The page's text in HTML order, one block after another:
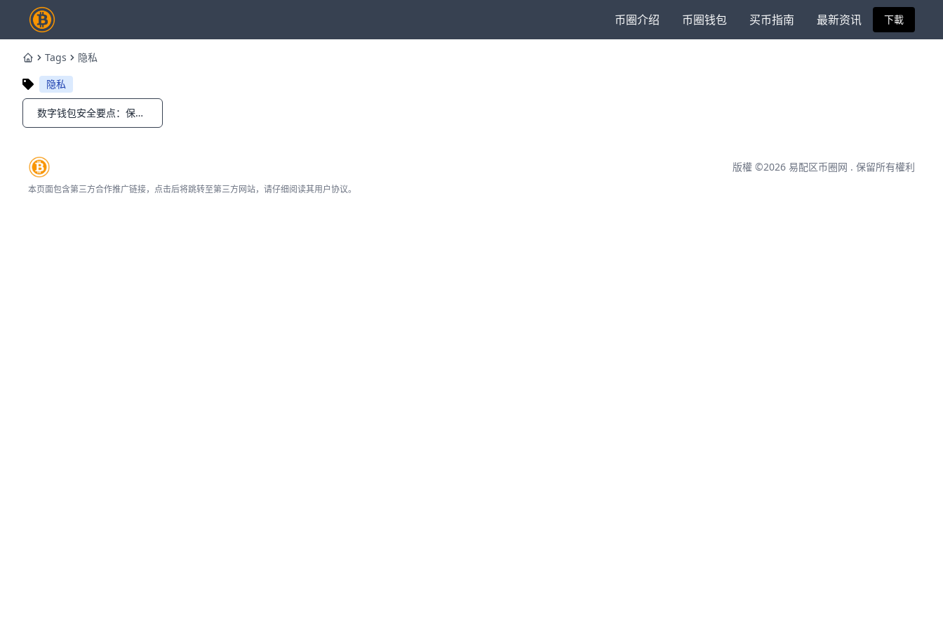
币圈介绍 币圈钱包 买币指南 最新资讯 下載
HomeTags
隐私
隐私
Notifications 数字钱包安全要点：保护账户与隐私的实用指南
版權 ©2026 易配区币圈网 . 保留所有權利
本页面包含第三方合作推广链接，点击后将跳转至第三方网站，请仔细阅读其用户协议。